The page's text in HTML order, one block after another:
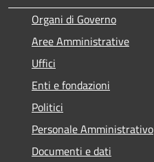
Organi di Governo
Aree Amministrative
Uffici
Enti e fondazioni
Politici
Personale Amministrativo
Documenti e dati